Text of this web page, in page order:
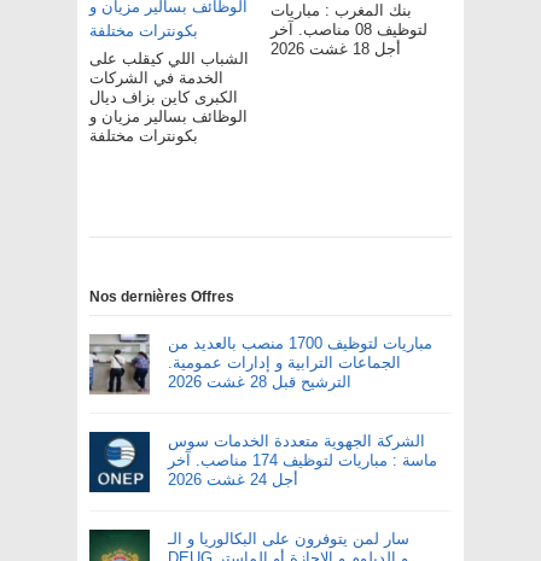
الشباب اللي كيقلب على
الخدمة في الشركات
الكبرى كاين بزاف ديال
الوظائف بسالير مزيان و
بكونترات مختلفة
بنك المغرب : مباريات
لتوظيف 08 مناصب. آخر
أجل 18 غشت 2026
Nos dernières Offres
مباريات لتوظيف 1700 منصب بالعديد من
الجماعات الترابية و إدارات عمومية.
الترشيح قبل 28 غشت 2026
الشركة الجهوية متعددة الخدمات سوس
ماسة : مباريات لتوظيف 174 مناصب. آخر
أجل 24 غشت 2026
سار لمن يتوفرون على البكالوريا و الـ